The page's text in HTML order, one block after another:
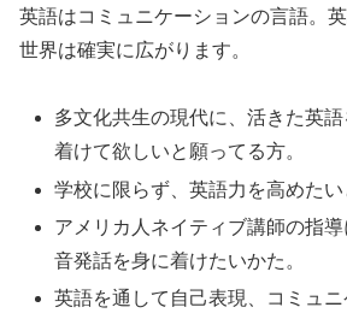
英語はコミュニケーションの言語。
世界は確実に広がります。
多文化共生の現代に、活きた英
着けて欲しいと願ってる方。
学校に限らず、英語力を高めたい
アメリカ人ネイティブ講師の指
音発話を身に着けたいかた。
英語を通して自己表現、コミュ